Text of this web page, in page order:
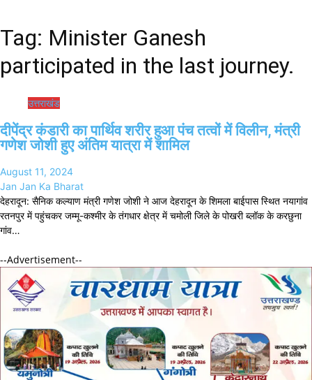
Tag: Minister Ganesh
participated in the last journey.
उत्तराखंड
दीपेंद्र कंडारी का पार्थिव शरीर हुआ पंच तत्वों में विलीन, मंत्री
गणेश जोशी हुए अंतिम यात्रा में शामिल
August 11, 2024
Jan Jan Ka Bharat
देहरादून: सैनिक कल्याण मंत्री गणेश जोशी ने आज देहरादून के शिमला बाईपास स्थित नयागांव
रतनपुर में पहुंचकर जम्मू-कश्मीर के तंगधार क्षेत्र में चमोली जिले के पोखरी ब्लॉक के करछुना
गांव…
--Advertisement--